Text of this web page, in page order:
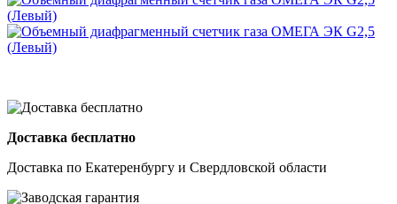
Доставка бесплатно
Доставка по Екатеренбургу и Свердловской области